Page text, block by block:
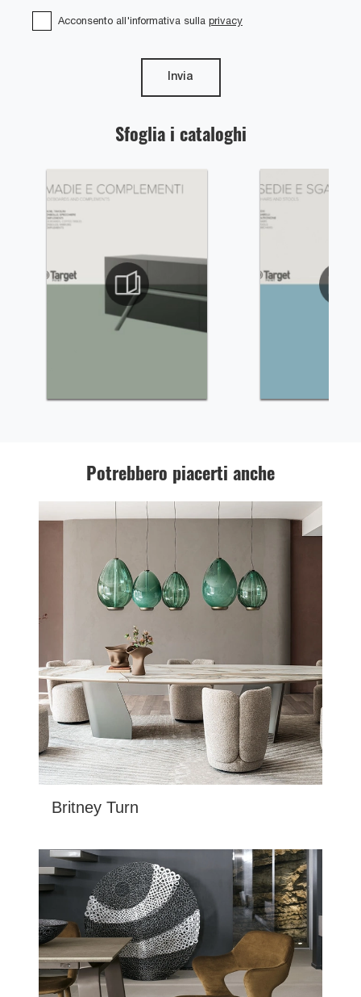
Sfoglia i cataloghi
Acconsento all'informativa sulla privacy
Invia
Potrebbero piacerti anche
Britney Turn